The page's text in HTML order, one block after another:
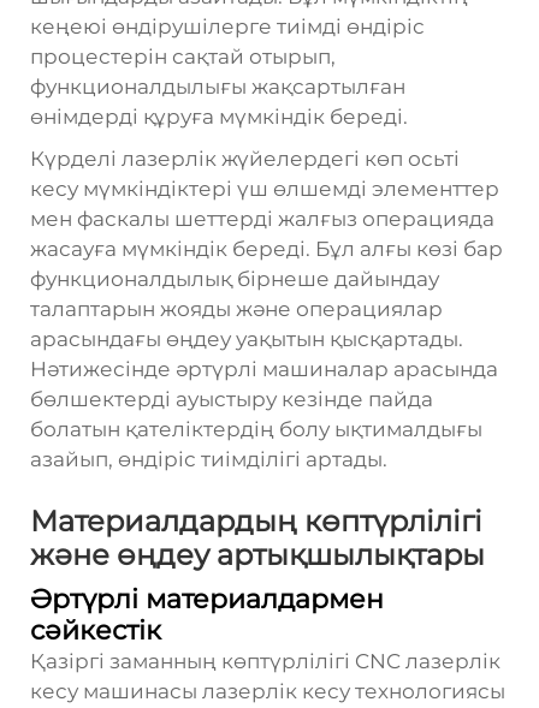
кеңеюі өндірушілерге тиімді өндіріс
процестерін сақтай отырып,
функционалдылығы жақсартылған
өнімдерді құруға мүмкіндік береді.
Күрделі лазерлік жүйелердегі көп осьті
кесу мүмкіндіктері үш өлшемді элементтер
мен фаскалы шеттерді жалғыз операцияда
жасауға мүмкіндік береді. Бұл алғы көзі бар
функционалдылық бірнеше дайындау
талаптарын жояды және операциялар
арасындағы өңдеу уақытын қысқартады.
Нәтижесінде әртүрлі машиналар арасында
бөлшектерді ауыстыру кезінде пайда
болатын қателіктердің болу ықтималдығы
азайып, өндіріс тиімділігі артады.
Материалдардың көптүрлілігі
және өңдеу артықшылықтары
Әртүрлі материалдармен
сәйкестік
Қазіргі заманның көптүрлілігі CNC лазерлік
кесу машинасы лазерлік кесу технологиясы